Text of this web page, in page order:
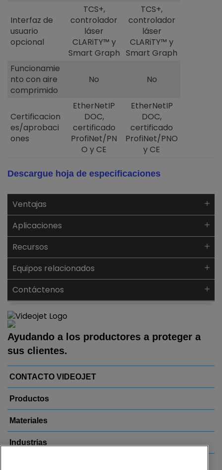
Interfaz de
usuario
opcional
TCS+,
controlador
láser
CLARiTY™ y
Smart Graph
TCS+,
controlador
láser
CLARiTY™ y
Smart Graph
Funcionamie
nto con aire
comprimido
No No
Certificacion
es/aprobaci
ones
EtherNetIP
DOC,
certificado
ProfiNet/PN
O y CE
EtherNetIP
DOC,
certificado
ProfiNet/PNO
y CE
Descargue hoja de especificaciones
Ventajas
Aplicaciones
Recursos
Equipos relacionados
Contáctenos
Ayudando a los productores a proteger a
sus clientes.
CONTACTO VIDEOJET
Productos
Materiales
Industrias